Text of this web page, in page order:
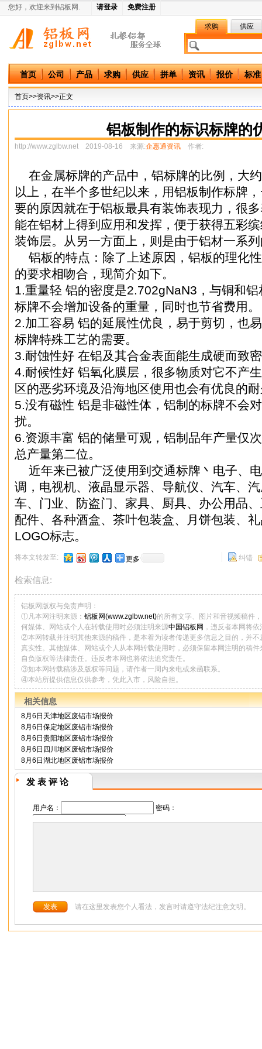
您好，欢迎来到铝板网. 请登录 免费注册
中国铝板网
求购 供应
首页 公司 产品 求购 供应 拼单 资讯 报价 标准
首页>>资讯>>正文
铝板制作的标识标牌的
http://www.zglbw.net 2019-08-16 来源:企惠通资讯 作者:
在金属标牌的产品中，铝标牌的比例，大
以上，在半个多世纪以来，用铝板制作标牌
要的原因就在于铝板最具有装饰表现力，很
能在铝材上得到应用和发挥，便于获得五彩
装饰层。从另一方面上，则是由于铝材一系
铝板的特点：除了上述原因，铝板的理化
的要求相吻合，现简介如下。
1.重量轻 铝的密度是2.702gNaN3，与铜和
标牌不会增加设备的重量，同时也节省费用。
2.加工容易 铝的延展性优良，易于剪切，也
标牌特殊工艺的需要。
3.耐蚀性好 在铝及其合金表面能生成硬而致
4.耐候性好 铝氧化膜层，很多物质对它不产
区的恶劣环境及沿海地区使用也会有优良的
5.没有磁性 铝是非磁性体，铝制的标牌不会
扰。
6.资源丰富 铝的储量可观，铝制品年产量仅
总产量第二位。
近年来已被广泛使用到交通标牌丶电子、
调，电视机、液晶显示器、导航仪、汽车、
车、门业、防盗门、家具、厨具、办公用品
配件、各种酒盒、茶叶包装盒、月饼包装、
LOGO标志。
将本文转发至: 更多 纠错
检索信息:
铝板网版权与免责声明：
①凡本网注明来源： 铝板网(www.zglbw.net)的所有文字、图片和音视频稿件
何媒体、网站或个人在转载使用时必须注明来源中国铝板网 ，违反者本网将
②本网转载并注明其他来源的稿件，是本着为读者传递更多信息之目的，并
真实性。其他媒体、网站或个人从本网转载使用时，必须保留本网注明的稿
自负版权等法律责任。违反者本网也将依法追究责任。
③如本网转载稿涉及版权等问题，请作者一周内来电或来函联系。
④本站所提供信息仅供参考，凭此入市，风险自担。
相关信息
8月6日天津地区废铝市场报价
8月6日保定地区废铝市场报价
8月6日贵阳地区废铝市场报价
8月6日四川地区废铝市场报价
8月6日湖北地区废铝市场报价
发 表 评 论
用户名： 密码：
请在这里发表您个人看法，发言时请遵守法纪注意文明。